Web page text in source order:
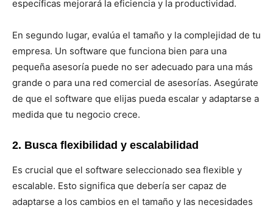
específicas mejorará la eficiencia y la productividad.
En segundo lugar, evalúa el tamaño y la complejidad de tu
empresa. Un software que funciona bien para una
pequeña asesoría puede no ser adecuado para una más
grande o para una red comercial de asesorías. Asegúrate
de que el software que elijas pueda escalar y adaptarse a
medida que tu negocio crece.
2. Busca flexibilidad y escalabilidad
Es crucial que el software seleccionado sea flexible y
escalable. Esto significa que debería ser capaz de
adaptarse a los cambios en el tamaño y las necesidades